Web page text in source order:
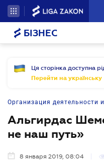
БІЗНЕС
Ця сторінка доступна
Перейти на українську
Организация деятельности
Альгирдас
не наш путь»
8 января 2019, 08:04